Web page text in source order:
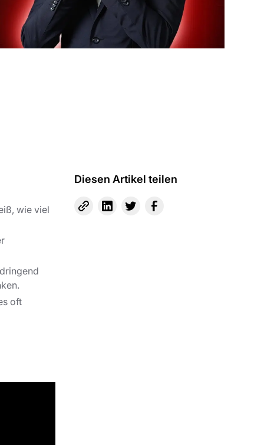
wie viel
oft
Diesen Artikel teilen